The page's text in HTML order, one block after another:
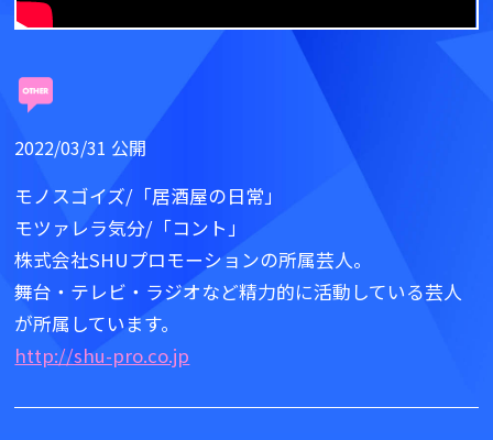
2022/03/31 公開
モノスゴイズ/「居酒屋の日常」
モツァレラ気分/「コント」
株式会社SHUプロモーションの所属芸人。
舞台・テレビ・ラジオなど精力的に活動している芸人
が所属しています。
http://shu-pro.co.jp